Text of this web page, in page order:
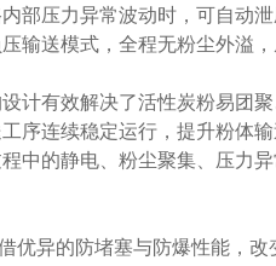
部压力异常波动时，可自动
输送模式，全程无粉尘外溢
有效解决了活性炭粉易团聚
序连续稳定运行，提升粉体
中的静电、粉尘聚集、压力
优异的防堵塞与防爆性能，改